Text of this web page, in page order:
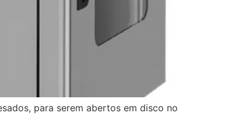
para serem abertos em disco no